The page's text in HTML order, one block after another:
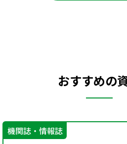
おすすめの
機関誌・情報誌